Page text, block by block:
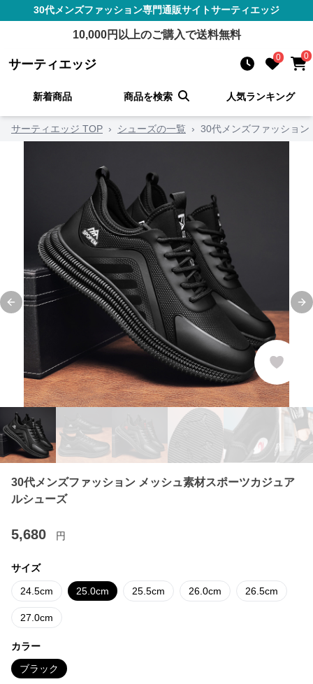
30代メンズファッション専門通販サイトサーティエッジ
10,000円以上のご購入で送料無料
サーティエッジ 0 0
新着商品 商品を検索 人気ランキング
サーティエッジ TOP › シューズの一覧 › 30代メンズファッショ
Previous slide
30代メンズファッション メッシュ素材スポーツカジュア
ルシューズ
5,680 円
サイズ
24.5cm 25.0cm 25.5cm 26.0cm 26.5cm
27.0cm
カラー
ブラック